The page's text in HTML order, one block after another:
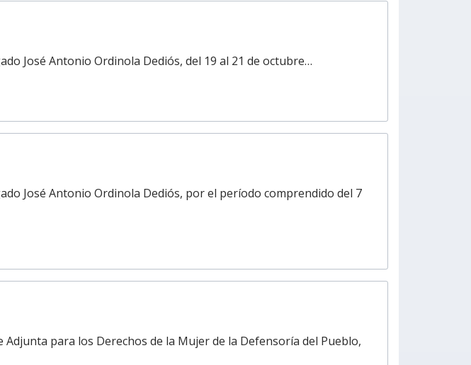
José Antonio Ordinola Dediós, del 19 al 21 de octubre…
José Antonio Ordinola Dediós, por el período comprendido del 7
para los Derechos de la Mujer de la Defensoría del Pueblo,